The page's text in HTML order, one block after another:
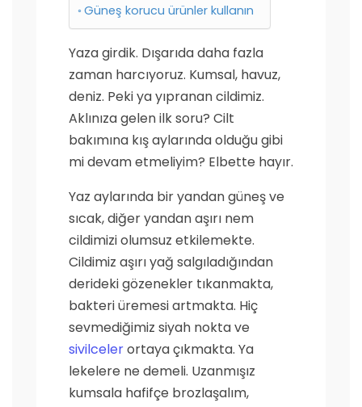
Güneş korucu ürünler kullanın
Yaza girdik. Dışarıda daha fazla
zaman harcıyoruz. Kumsal, havuz,
deniz. Peki ya yıpranan cildimiz.
Aklınıza gelen ilk soru? Cilt
bakımına kış aylarında olduğu gibi
mi devam etmeliyim? Elbette hayır.
Yaz aylarında bir yandan güneş ve
sıcak, diğer yandan aşırı nem
cildimizi olumsuz etkilemekte.
Cildimiz aşırı yağ salgıladığından
derideki gözenekler tıkanmakta,
bakteri üremesi artmakta. Hiç
sevmediğimiz siyah nokta ve
sivilcelerortaya çıkmakta. Ya
lekelere ne demeli. Uzanmışız
kumsala hafifçe brozlaşalım,